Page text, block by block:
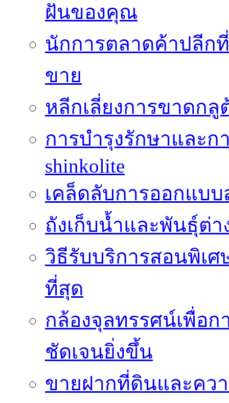
ฝันของคุณ
นักการตลาดค้าปลีก
ขาย
หลีกเลี่ยงการขาดก
การบำรุงรักษาและ
shinkolite
เคล็ดลับการออกแบ
ถังเก็บน้ำและพันธุ์ต่า
วิธีรับบริการสอนพิเ
ที่สุด
กล้องจุลทรรศน์เพื่อ
ชัดเจนยิ่งขึ้น
ขายฝากที่ดินและคว